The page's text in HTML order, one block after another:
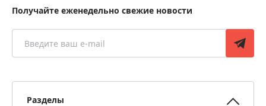
Получайте еженедельно свежие новости
Разделы